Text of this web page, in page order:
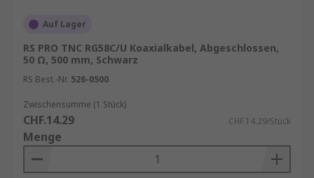
Auf Lager
RS PRO TNC RG58C/U Koaxialkabel, Abgeschlossen,
50 Ω, 500 mm, Schwarz
RS Best.-Nr. 526-0500
Zwischensumme (1 Stück)
CHF.14.29 CHF.14.29/Stück
Menge